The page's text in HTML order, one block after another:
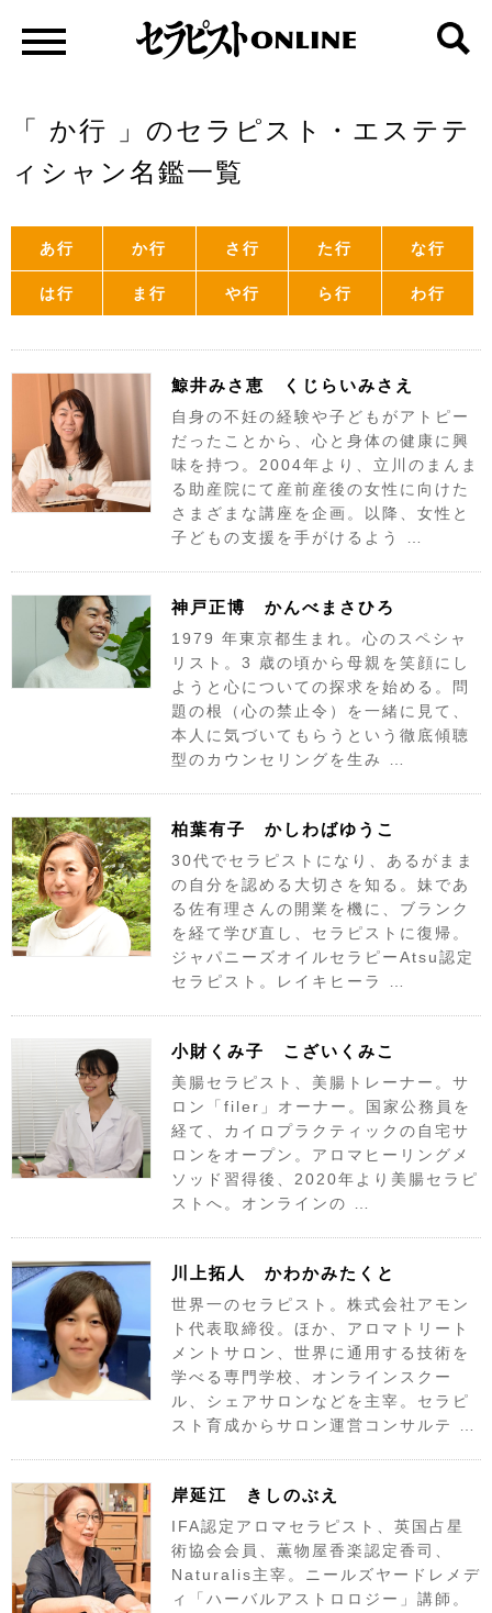
「 か行 」のセラピスト・エステテ
ィシャン名鑑一覧
あ行 か行 さ行 た行 な行
は行 ま行 や行 ら行 わ行
鯨井みさ恵 くじらいみさえ
自身の不妊の経験や子どもがアトピー
だったことから、心と身体の健康に興
味を持つ。2004年より、立川のまんま
る助産院にて産前産後の女性に向けた
さまざまな講座を企画。以降、女性と
子どもの支援を手がけるよう …
神戸正博 かんべまさひろ
1979 年東京都生まれ。心のスペシャ
リスト。3 歳の頃から母親を笑顔にし
ようと心についての探求を始める。問
題の根（心の禁止令）を一緒に見て、
本人に気づいてもらうという徹底傾聴
型のカウンセリングを生み …
柏葉有子 かしわばゆうこ
30代でセラピストになり、あるがまま
の自分を認める大切さを知る。妹であ
る佐有理さんの開業を機に、ブランク
を経て学び直し、セラピストに復帰。
ジャパニーズオイルセラピーAtsu認定
セラピスト。レイキヒーラ …
小財くみ子 こざいくみこ
美腸セラピスト、美腸トレーナー。サ
ロン「filer」オーナー。国家公務員を
経て、カイロプラクティックの自宅サ
ロンをオープン。アロマヒーリングメ
ソッド習得後、2020年より美腸セラピ
ストへ。オンラインの …
川上拓人 かわかみたくと
世界一のセラピスト。株式会社アモン
ト代表取締役。ほか、アロマトリート
メントサロン、世界に通用する技術を
学べる専門学校、オンラインスクー
ル、シェアサロンなどを主宰。セラピ
スト育成からサロン運営コンサルテ …
岸延江 きしのぶえ
IFA認定アロマセラピスト、英国占星
術協会会員、薫物屋香楽認定香司、
Naturalis主宰。ニールズヤードレメデ
ィ「ハーバルアストロロジー」講師。